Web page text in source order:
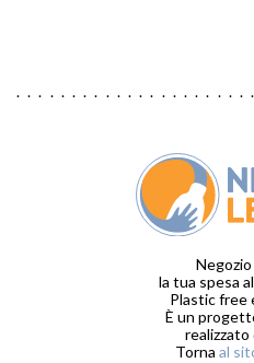
la tua spesa
Plastic free
È un
realizzato
Torna al